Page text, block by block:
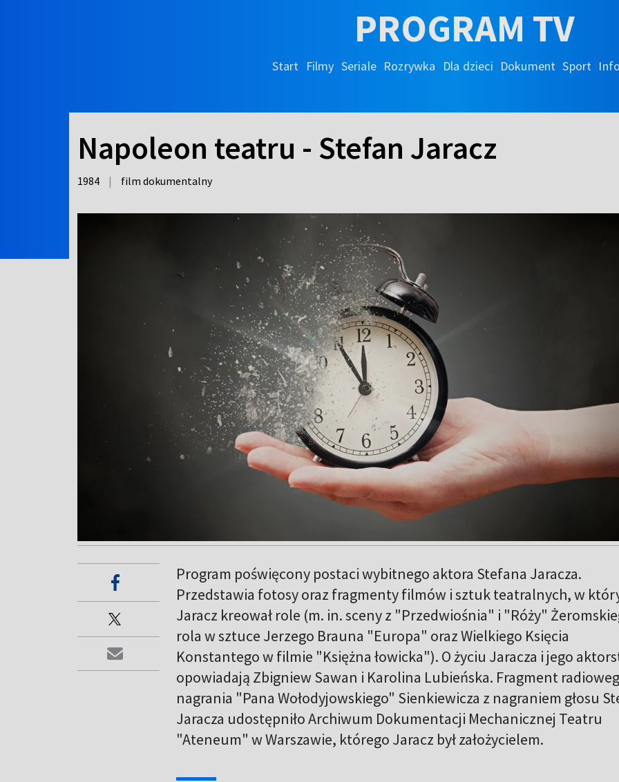
PROGRAM TV
Start Filmy Seriale Rozrywka Dla dzieci Dokument Sport
Napoleon teatru - Stefan Jaracz
1984 | film dokumentalny
Program poświęcony postaci wybitnego aktora Stefana Jaracza.
Przedstawia fotosy oraz fragmenty filmów i sztuk teatralnych, w
Jaracz kreował role (m. in. sceny z "Przedwiośnia" i "Róży"
rola w sztuce Jerzego Brauna "Europa" oraz Wielkiego Księcia
Konstantego w filmie "Księżna łowicka"). O życiu Jaracza i jego
opowiadają Zbigniew Sawan i Karolina Lubieńska. Fragment
nagrania "Pana Wołodyjowskiego" Sienkiewicza z nagraniem głosu
Jaracza udostępniło Archiwum Dokumentacji Mechanicznej Teatru
"Ateneum" w Warszawie, którego Jaracz był założycielem.